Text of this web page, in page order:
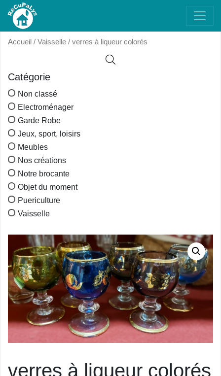
Accueil / Vaisselle / verres à liqueur colorés
Catégorie
Non classé
Electroménager
Garde Robe
Jeux, sport, loisirs
Meubles
Nos créations
Notre brocante
Objet du moment
Puericulture
Vaisselle
verres à liqueur colorés